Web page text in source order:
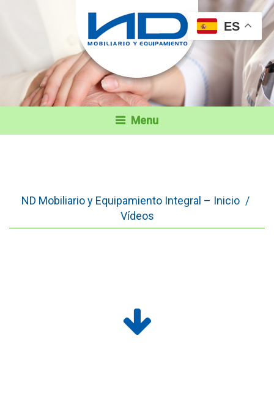
Menu
ND Mobiliario y Equipamiento Integral – Inicio /
Vídeos
ES